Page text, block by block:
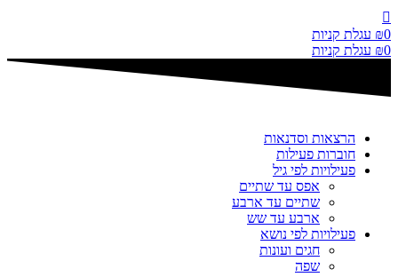
דלג
לתוכן
₪0
עגלת קניות
₪0 עגלת קניות
הרצאות וסדנאות
חוברות פעילות
פעילויות לפי גיל
אפס עד שתיים
שתיים עד ארבע
ארבע עד שש
פעילויות לפי נושא
חגים ועונות
שפה